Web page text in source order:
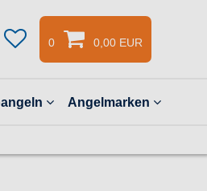
0 0,00 EUR
Angelmarken